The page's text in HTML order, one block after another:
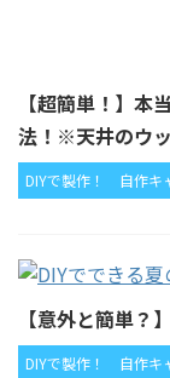
【超簡単！】本
法！※天井のウッ
DIYで製作！ 自作キ
【意外と簡単？
DIYで製作！ 自作キ